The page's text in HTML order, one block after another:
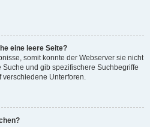
eine leere Seite?
somit konnte der Webserver sie nicht
und gib spezifischere Suchbegriffe
Unterforen.